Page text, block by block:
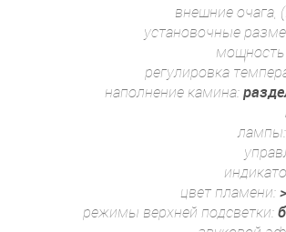
внешние
установочные
мощность
регулировка
наполнение камина:
лампы:
цвет пламени:
режимы верхней подсветки: